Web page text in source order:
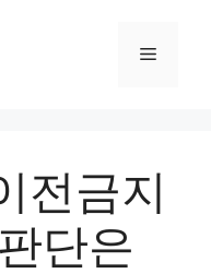
Menu
전금지
단은